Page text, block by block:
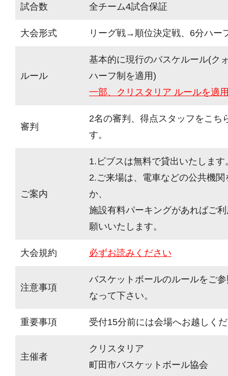
試合数 全チーム4試合保証
大会形式 リーグ戦→順位決定戦、6分ハー
ルール
基本的に現行のバスケルール(ク
ハーフ制を適用)
一部、クリスタリア ルールを適
審判
2名の審判、得点スタッフをこち
す。
ご案内
1.ビブスは無料で貸出いたします
2.ご来場は、電車などの公共機
か、
施設有料パーキングがあればご
願いいたします。
大会規約 必ずお読みください
注意事項
バスケットボールのルールをご
なって下さい。
重要事項 受付15分前には会場へお越しく
主催者
クリスタリア
町田市バスケットボール協会